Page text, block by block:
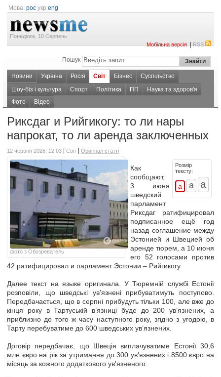
Мова: рос укр eng
Понеділок, 10 Серпень
Мобільна версія|RSS
Пошук
Новини Україна Росія Світ Бізнес
Суспільство
Шоу-біз і культура
Спорт Політика ПП
Наука та здоров'я
Фото
Відео
Риксдаг и Рийгикогу: то ли нары
напрокат, то ли аренда заключенных
12 червня 2026, 12:03 Світ Оригінал статті
фото з Обозреватель
Розмір
тексту:
Как
сообщают,
3 июня
шведский
парламент
Риксдаг ратифицировал
подписанное ещё год
назад соглашение между
Эстонией и Швецией об
аренде тюрем, а 10 июня
его 52 голосами против
42 ратифицировал и парламент Эстонии – Рийгикогу.
Далее текст на языке оригинала. У Тюремній службі Естонії
розповіли, що шведські ув’язнені прибуватимуть поступово.
Передбачається, що в серпні прибудуть тільки 100, але вже до
кінця року в Тартуській в’язниці буде до 200 ув’язнених, а
приблизно до того ж часу наступного року, згідно з угодою, в
Тарту перебуватиме до 600 шведських ув’язнених.
Договір передбачає, що Швеція виплачуватиме Естонії 30,6
млн євро на рік за утримання до 300 ув'язнених і 8500 євро на
місяць за кожного додаткового ув'язненого.